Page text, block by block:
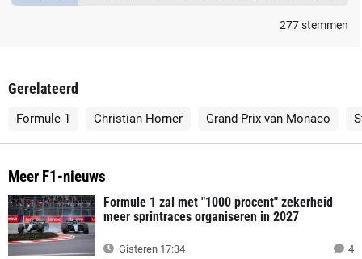
277stemmen
Gerelateerd
Formule 1 Christian Horner Grand Prix van Monaco
Meer F1-nieuws
Formule 1 zal met "1000 procent" zekerheid
meer sprintraces organiseren in 2027
Gisteren 17:34 4